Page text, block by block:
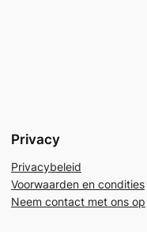
Privacy
Privacybeleid
Voorwaarden en condities
Neem contact met ons op